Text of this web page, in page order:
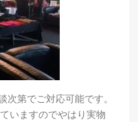
第でご対応可能です。
いますのでやはり実物